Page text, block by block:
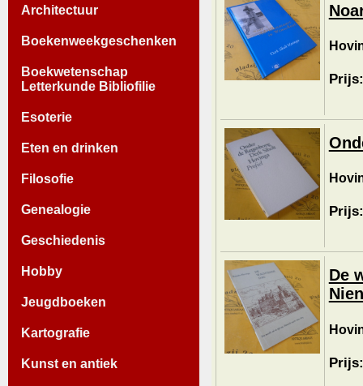
Architectuur
Boekenweekgeschenken
Boekwetenschap
Letterkunde Bibliofilie
Esoterie
Eten en drinken
Filosofie
Genealogie
Geschiedenis
Hobby
Jeugdboeken
Kartografie
Kunst en antiek
De